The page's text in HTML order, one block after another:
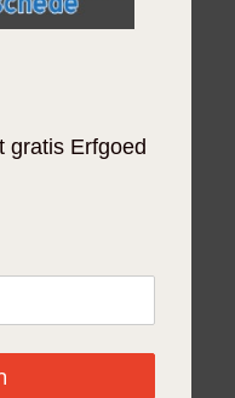
gratis Erfgoed